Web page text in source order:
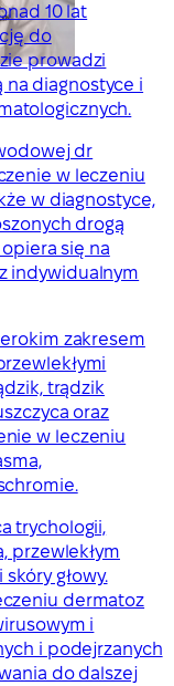
10 lat
do
prowadzi
diagnostyce i
dr
w leczeniu
w diagnostyce,
drogą
się na
indywidualnym
zakresem
trądzik
oraz
w leczeniu
trychologii,
przewlekłym
głowy.
dermatoz
i
i podejrzanych
do dalszej